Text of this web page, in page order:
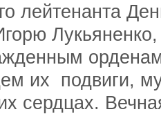
лейтенанта
их подвиги,
сердцах.